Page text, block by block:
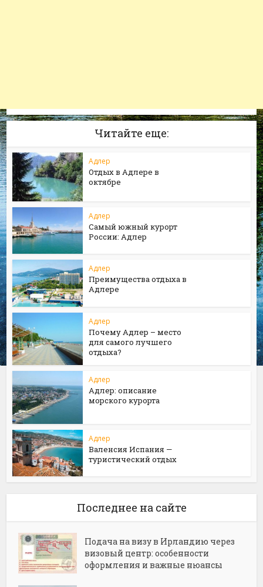
Читайте еще:
Адлер
Отдых в Адлере в
октябре
Адлер
Самый южный курорт
России: Адлер
Адлер
Преимущества отдыха в
Адлере
Адлер
Почему Адлер – место
для самого лучшего
отдыха?
Адлер
Адлер: описание
морского курорта
Адлер
Валенсия Испания —
туристический отдых
Последнее на сайте
Подача на визу в Ирландию через
визовый центр: особенности
оформления и важные нюансы